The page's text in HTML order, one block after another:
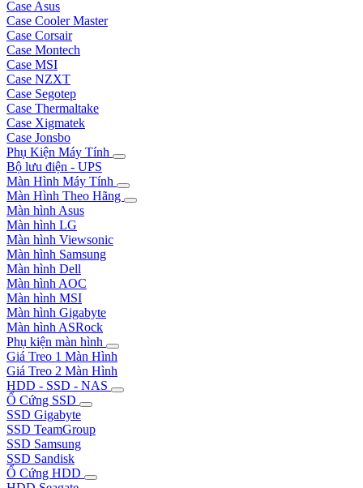
Case Asus
Case Cooler Master
Case Corsair
Case Montech
Case MSI
Case NZXT
Case Segotep
Case Thermaltake
Case Xigmatek
Case Jonsbo
Phụ Kiện Máy Tính
Bộ lưu điện - UPS
Màn Hình Máy Tính
Màn Hình Theo Hãng
Màn hình Asus
Màn hình LG
Màn hình Viewsonic
Màn hình Samsung
Màn hình Dell
Màn hình AOC
Màn hình MSI
Màn hình Gigabyte
Màn hình ASRock
Phụ kiện màn hình
Giá Treo 1 Màn Hình
Giá Treo 2 Màn Hình
HDD - SSD - NAS
Ổ Cứng SSD
SSD Gigabyte
SSD TeamGroup
SSD Samsung
SSD Sandisk
Ổ Cứng HDD